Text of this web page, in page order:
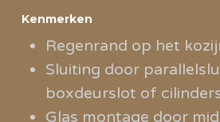
Kenmerken
Regenrand op het
Sluiting door
boxdeurslot of
Glas montage door